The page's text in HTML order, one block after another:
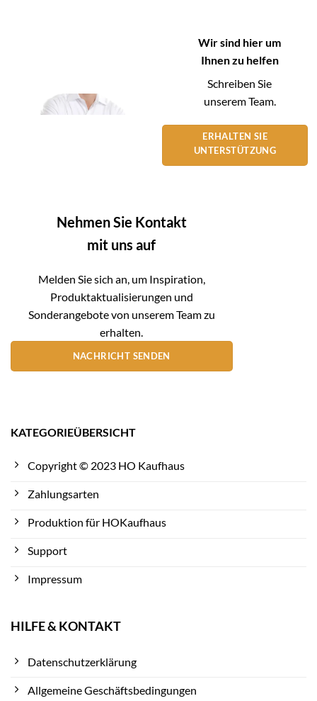
Wir sind hier um
Ihnen zu helfen
Schreiben Sie
unserem Team.
ERHALTEN SIE
UNTERSTÜTZUNG
Nehmen Sie Kontakt
mit uns auf
Melden Sie sich an, um Inspiration,
Produktaktualisierungen und
Sonderangebote von unserem Team zu
erhalten.
NACHRICHT SENDEN
KATEGORIEÜBERSICHT
Copyright © 2023 HO Kaufhaus
Zahlungsarten
Produktion für HOKaufhaus
Support
Impressum
HILFE & KONTAKT
Datenschutzerklärung
Allgemeine Geschäftsbedingungen